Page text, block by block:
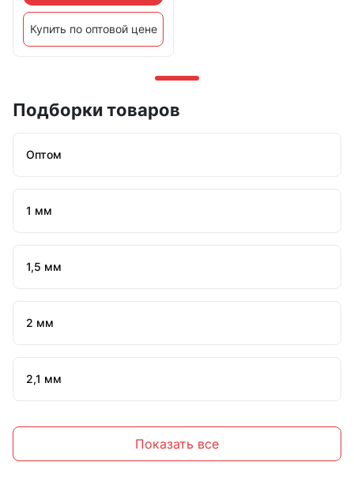
Купить по оптовой цене
Подборки товаров
Оптом
1 мм
1,5 мм
2 мм
2,1 мм
Показать все